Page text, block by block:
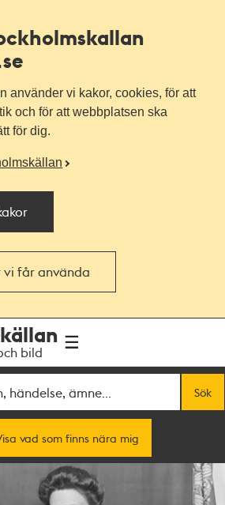
använder vi kakor, cookies, för att
och för att webbplatsen ska
för dig.
vi får använda
bild
Sök
vad som finns nära mig